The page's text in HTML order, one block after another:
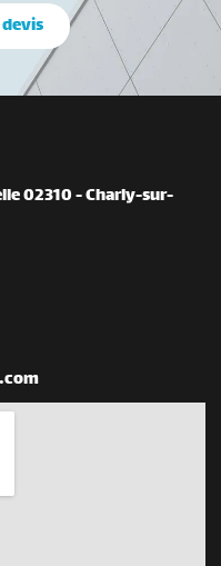
02310 - Charly-sur-